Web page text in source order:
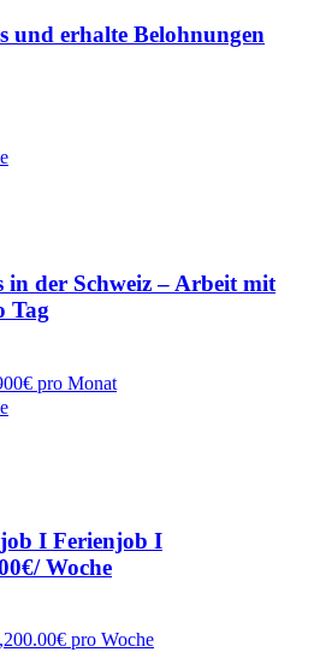
und erhalte Belohnungen
der Schweiz – Arbeit mit
Tag
pro Monat
I Ferienjob I
Woche
pro Woche